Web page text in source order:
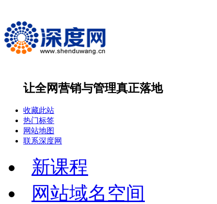
让全网营销与管理真正落地
收藏此站
热门标签
网站地图
联系深度网
新课程
网站域名空间